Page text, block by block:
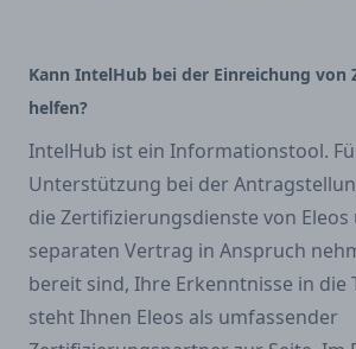
Kann IntelHub bei der Einreichung von
helfen?
IntelHub ist ein Informationstool.
Unterstützung bei der
die Zertifizierungsdienste von Eleos
separaten Vertrag in Anspruch
bereit sind, Ihre Erkenntnisse in die
steht Ihnen Eleos als umfassender